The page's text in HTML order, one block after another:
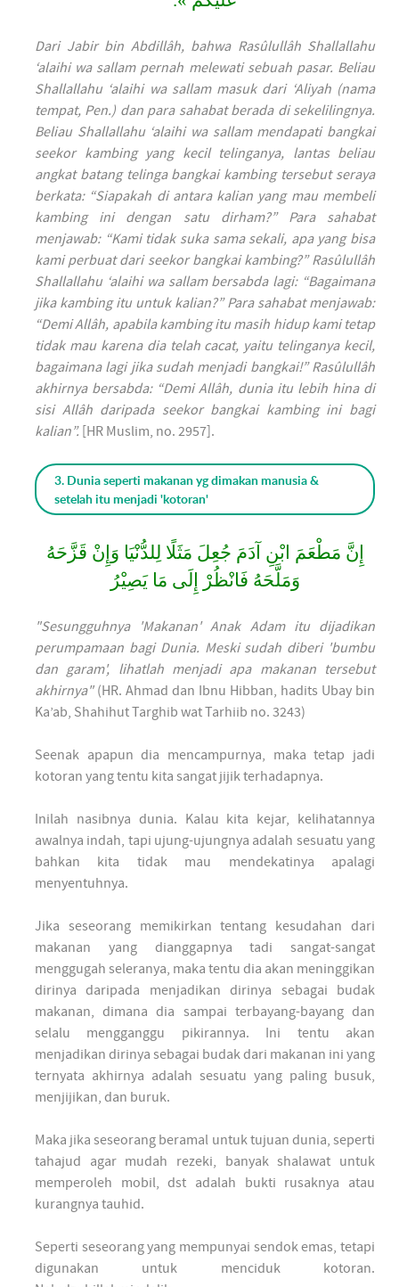
Dari Jabir bin Abdillâh, bahwa Rasûlullâh Shallallahu
‘alaihi wa sallam pernah melewati sebuah pasar. Beliau
Shallallahu ‘alaihi wa sallam masuk dari ‘Aliyah (nama
tempat, Pen.) dan para sahabat berada di sekelilingnya.
Beliau Shallallahu ‘alaihi wa sallam mendapati bangkai
seekor kambing yang kecil telinganya, lantas beliau
angkat batang telinga bangkai kambing tersebut seraya
berkata: “Siapakah di antara kalian yang mau membeli
kambing ini dengan satu dirham?” Para sahabat
menjawab: “Kami tidak suka sama sekali, apa yang bisa
kami perbuat dari seekor bangkai kambing?” Rasûlullâh
Shallallahu ‘alaihi wa sallam bersabda lagi: “Bagaimana
jika kambing itu untuk kalian?” Para sahabat menjawab:
“Demi Allâh, apabila kambing itu masih hidup kami tetap
tidak mau karena dia telah cacat, yaitu telinganya kecil,
bagaimana lagi jika sudah menjadi bangkai!” Rasûlullâh
akhirnya bersabda: “Demi Allâh, dunia itu lebih hina di
sisi Allâh daripada seekor bangkai kambing ini bagi
kalian”. [HR Muslim, no. 2957].
3. Dunia seperti makanan yg dimakan manusia &
setelah itu menjadi 'kotoran'
إِنَّ مَطْعَمَ ابْنِ آدَمَ جُعِلَ مَثَلًا لِلدُّنْيَا وَإِنْ قَزَّحَهُ
وَمَلَّحَهُ فَانْظُرْ إِلَى مَا يَصِيْرُ
"Sesungguhnya 'Makanan' Anak Adam itu dijadikan
perumpamaan bagi Dunia. Meski sudah diberi 'bumbu
dan garam', lihatlah menjadi apa makanan tersebut
akhirnya" (HR. Ahmad dan Ibnu Hibban, hadits Ubay bin
Ka’ab, Shahihut Targhib wat Tarhiib no. 3243)
Seenak apapun dia mencampurnya, maka tetap jadi
kotoran yang tentu kita sangat jijik terhadapnya.
Inilah nasibnya dunia. Kalau kita kejar, kelihatannya
awalnya indah, tapi ujung-ujungnya adalah sesuatu yang
bahkan kita tidak mau mendekatinya apalagi
menyentuhnya.
Jika seseorang memikirkan tentang kesudahan dari
makanan yang dianggapnya tadi sangat-sangat
menggugah seleranya, maka tentu dia akan meninggikan
dirinya daripada menjadikan dirinya sebagai budak
makanan, dimana dia sampai terbayang-bayang dan
selalu mengganggu pikirannya. Ini tentu akan
menjadikan dirinya sebagai budak dari makanan ini yang
ternyata akhirnya adalah sesuatu yang paling busuk,
menjijikan, dan buruk.
Maka jika seseorang beramal untuk tujuan dunia, seperti
tahajud agar mudah rezeki, banyak shalawat untuk
memperoleh mobil, dst adalah bukti rusaknya atau
kurangnya tauhid.
Seperti seseorang yang mempunyai sendok emas, tetapi
digunakan untuk menciduk kotoran.